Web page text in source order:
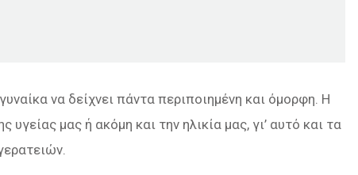
να δείχνει πάντα περιποιημένη και όμορφη. Η
μας ή ακόμη και την ηλικία μας, γι’ αυτό και τα